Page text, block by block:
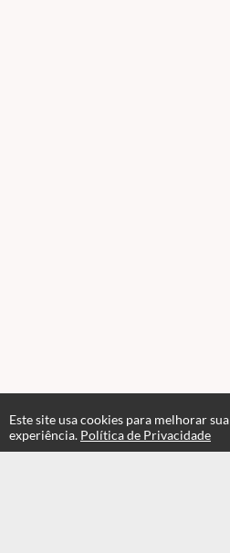
Este site usa cookies para melhorar sua
experiência. Política de Privacidade